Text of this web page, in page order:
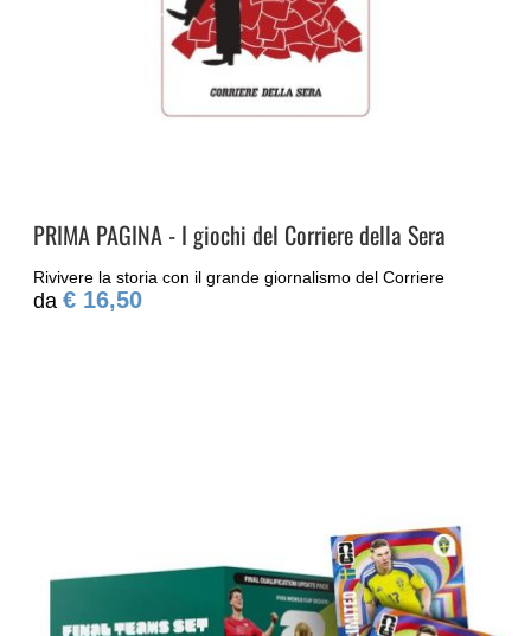
PRIMA PAGINA - I giochi del Corriere della Sera
Rivivere la storia con il grande giornalismo del Corriere
€ 16,50